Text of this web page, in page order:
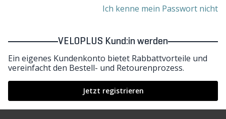
Ich kenne mein Passwort nicht
VELOPLUS Kund:in werden
Ein eigenes Kundenkonto bietet Rabbattvorteile und
vereinfacht den Bestell- und Retourenprozess.
Jetzt registrieren